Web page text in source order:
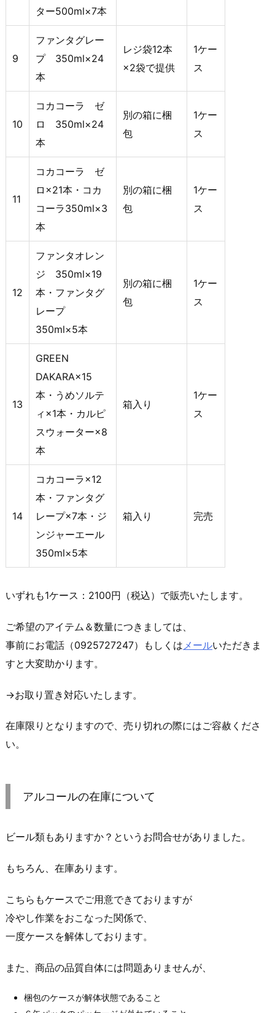
ター500ml×7本
9
ファンタグレー
プ 350ml×24
本
レジ袋12本
×2袋で提供
1ケー
ス
10
コカコーラ ゼ
ロ 350ml×24
本
別の箱に梱
包
1ケー
ス
11
コカコーラ ゼ
ロ×21本・コカ
コーラ350ml×3
本
別の箱に梱
包
1ケー
ス
12
ファンタオレン
ジ 350ml×19
本・ファンタグ
レープ
350ml×5本
別の箱に梱
包
1ケー
ス
13
GREEN
DAKARA×15
本・うめソルテ
ィ×1本・カルピ
スウォーター×8
本
箱入り
1ケー
ス
14
コカコーラ×12
本・ファンタグ
レープ×7本・ジ
ンジャーエール
350ml×5本
箱入り 完売
いずれも1ケース：2100円（税込）で販売いたします。
ご希望のアイテム＆数量につきましては、
事前にお電話（0925727247）もしくは メールいただきま
すと大変助かります。
→お取り置き対応いたします。
在庫限りとなりますので、売り切れの際にはご容赦くださ
い。
アルコールの在庫について
ビール類もありますか？というお問合せがありました。
もちろん、在庫あります。
こちらもケースでご用意できておりますが
冷やし作業をおこなった関係で、
一度ケースを解体しております。
また、商品の品質自体には問題ありませんが、
梱包のケースが解体状態であること